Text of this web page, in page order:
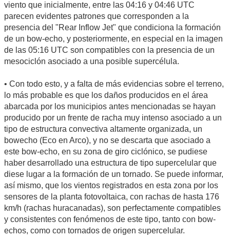
viento que inicialmente, entre las 04:16 y 04:46 UTC
parecen evidentes patrones que corresponden a la
presencia del "Rear Inflow Jet" que condiciona la formación
de un bow-echo, y posteriormente, en especial en la imagen
de las 05:16 UTC son compatibles con la presencia de un
mesociclón asociado a una posible supercélula.
• Con todo esto, y a falta de más evidencias sobre el terreno,
lo más probable es que los daños producidos en el área
abarcada por los municipios antes mencionadas se hayan
producido por un frente de racha muy intenso asociado a un
tipo de estructura convectiva altamente organizada, un
bowecho (Eco en Arco), y no se descarta que asociado a
este bow-echo, en su zona de giro ciclónico, se pudiese
haber desarrollado una estructura de tipo supercelular que
diese lugar a la formación de un tornado. Se puede informar,
así mismo, que los vientos registrados en esta zona por los
sensores de la planta fotovoltaica, con rachas de hasta 176
km/h (rachas huracanadas), son perfectamente compatibles
y consistentes con fenómenos de este tipo, tanto con bow-
echos, como con tornados de origen supercelular.